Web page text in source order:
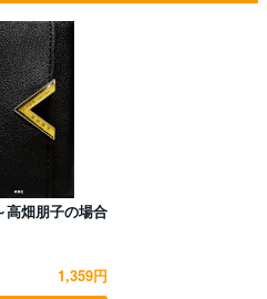
高畑朋子の場合
1,359円